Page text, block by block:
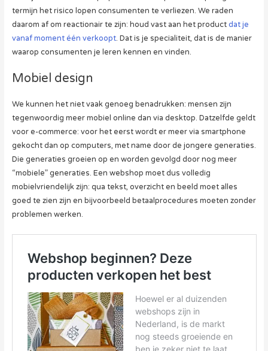
termijn het risico lopen consumenten te verliezen. We raden
daarom af om reactionair te zijn: houd vast aan het productdat je
vanaf moment één verkoopt. Dat is je specialiteit, dat is de manier
waarop consumenten je leren kennen en vinden.
Mobiel design
We kunnen het niet vaak genoeg benadrukken: mensen zijn
tegenwoordig meer mobiel online dan via desktop. Datzelfde geldt
voor e-commerce: voor het eerst wordt er meer via smartphone
gekocht dan op computers, met name door de jongere generaties.
Die generaties groeien op en worden gevolgd door nog meer
“mobiele” generaties. Een webshop moet dus volledig
mobielvriendelijk zijn: qua tekst, overzicht en beeld moet alles
goed te zien zijn en bijvoorbeeld betaalprocedures moeten zonder
problemen werken.